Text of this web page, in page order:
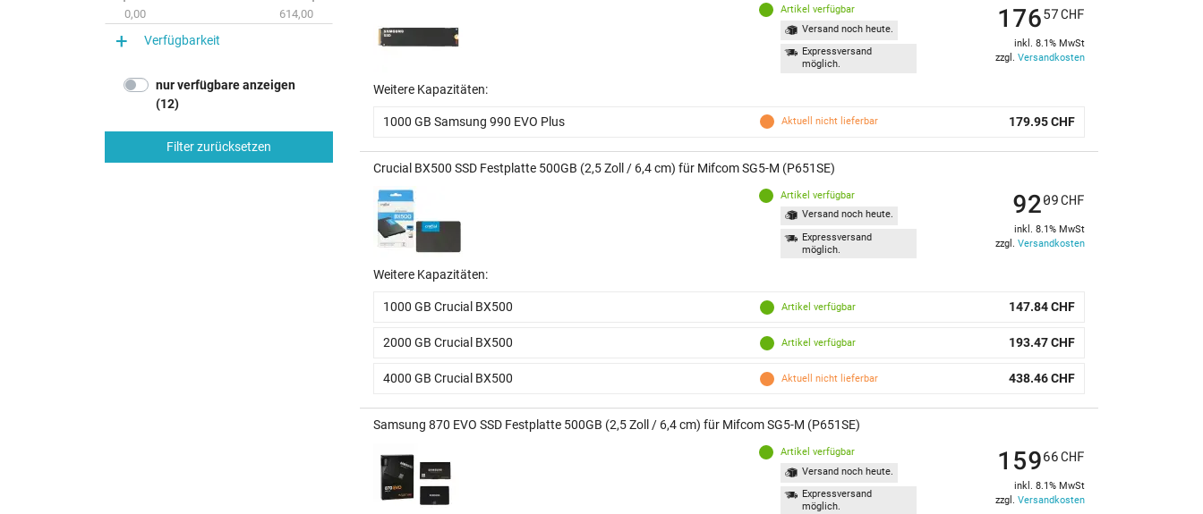
0,00 614,00
Verfügbarkeit
nur verfügbare anzeigen
(12)
Filter zurücksetzen
Artikel verfügbar
Versand noch heute.
Expressversand
möglich.
17657CHF
inkl. 8.1% MwSt
zzgl. Versandkosten
Weitere Kapazitäten:
1000 GB Samsung 990 EVO Plus Aktuell nicht lieferbar 179.95 CHF
Crucial BX500 SSD Festplatte 500GB (2,5 Zoll / 6,4 cm) für Mifcom SG5-M (P651SE)
Artikel verfügbar
Versand noch heute.
Expressversand
möglich.
9209CHF
inkl. 8.1% MwSt
zzgl. Versandkosten
Weitere Kapazitäten:
1000 GB Crucial BX500 Artikel verfügbar 147.84 CHF
2000 GB Crucial BX500 Artikel verfügbar 193.47 CHF
4000 GB Crucial BX500 Aktuell nicht lieferbar 438.46 CHF
Samsung 870 EVO SSD Festplatte 500GB (2,5 Zoll / 6,4 cm) für Mifcom SG5-M (P651SE)
Artikel verfügbar
Versand noch heute.
Expressversand
möglich.
15966CHF
inkl. 8.1% MwSt
zzgl. Versandkosten